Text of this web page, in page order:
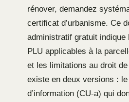
rénover, demandez
certificat d’urbanisme. Ce
administratif gratuit indique
PLU applicables à la
et les limitations au droit
existe en deux versions :
d’information (CU-a) qui